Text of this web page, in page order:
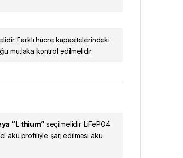
Farklı hücre kapasitelerindeki
mutlaka kontrol edilmelidir.
“Lithium”seçilmelidir. LiFePO4
akü profiliyle şarj edilmesi akü